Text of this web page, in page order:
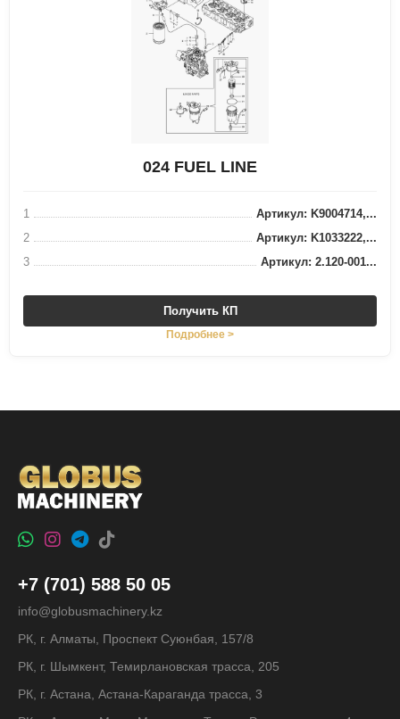
024 FUEL LINE
1
Артикул: K9004714,...
2
Артикул: K1033222,...
3
Артикул: 2.120-001...
Получить КП
Подробнее >
+7 (701) 588 50 05
info@globusmachinery.kz
РК, г. Алматы, Проспект Суюнбая, 157/8
РК, г. Шымкент, Темирлановская трасса, 205
РК, г. Астана, Астана-Караганда трасса, 3